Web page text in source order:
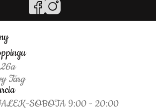
Targ
SOBOTA 9:00 - 20:00